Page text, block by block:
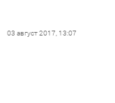
03 август 2017, 13:07